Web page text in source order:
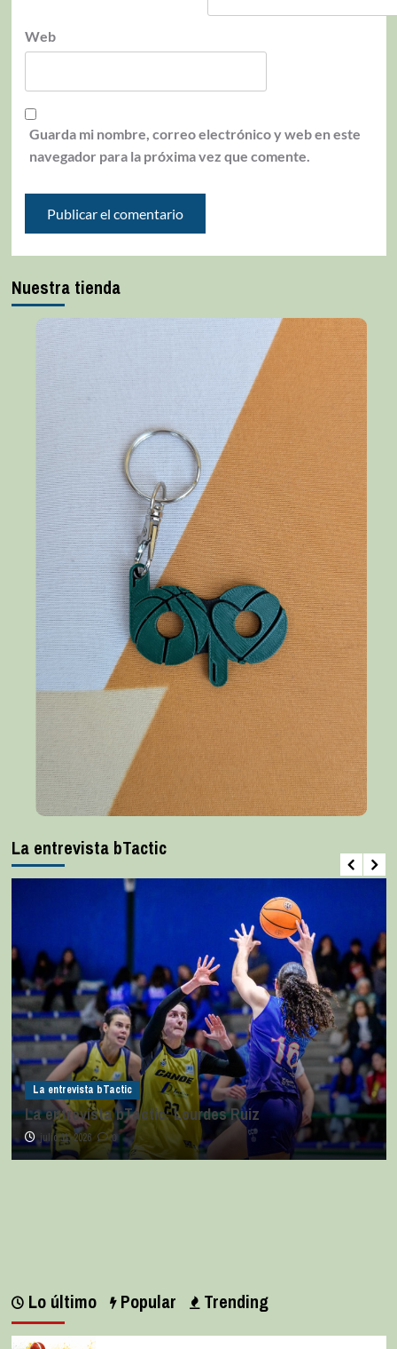
Web
Guarda mi nombre, correo electrónico y web en este
navegador para la próxima vez que comente.
Nuestra tienda
La entrevista bTactic
La entrevista bTactic
La entrevista bTactic: Lourdes Ruiz
julio 11, 2026 0
Lo último Popular Trending